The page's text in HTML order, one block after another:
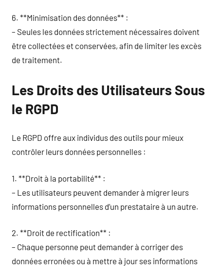
6. **Minimisation des données** :
– Seules les données strictement nécessaires doivent
être collectées et conservées, afin de limiter les excès
de traitement.
Les Droits des Utilisateurs Sous
le RGPD
Le RGPD offre aux individus des outils pour mieux
contrôler leurs données personnelles :
1. **Droit à la portabilité** :
– Les utilisateurs peuvent demander à migrer leurs
informations personnelles d’un prestataire à un autre.
2. **Droit de rectification** :
– Chaque personne peut demander à corriger des
données erronées ou à mettre à jour ses informations